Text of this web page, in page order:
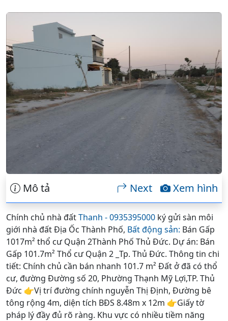
Mô tả Xem hình
Next
Chính chủ nhà đấtThanh - 0935395000 ký gửi sàn môi
giới nhà đất Địa Ốc Thành Phố, Bất động sản: Bán Gấp
1017m² thổ cư Quận 2Thành Phố Thủ Đức. Dự án: Bán
Gấp 101.7m² Thổ cư Quận 2 _Tp. Thủ Đức. Thông tin chi
tiết: Chính chủ cần bán nhanh 101.7 m² Đất ở đã có thổ
cư, đường Đường số 20, Phường Thạnh Mỹ Lợi,TP. Thủ
Đức 👉Vị trí đường chính nguyễn Thị Định, Đường bê
tông rộng 4m, diện tích BĐS 8.48m x 12m 👉Giấy tờ
pháp lý đầy đủ rõ ràng. Khu vực có nhiều tiềm năng